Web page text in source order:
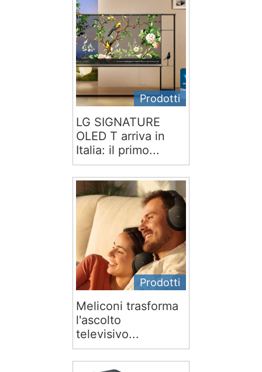
Prodotti
LG SIGNATURE
OLED T arriva in
Italia: il primo...
Prodotti
Meliconi trasforma
l'ascolto
televisivo...